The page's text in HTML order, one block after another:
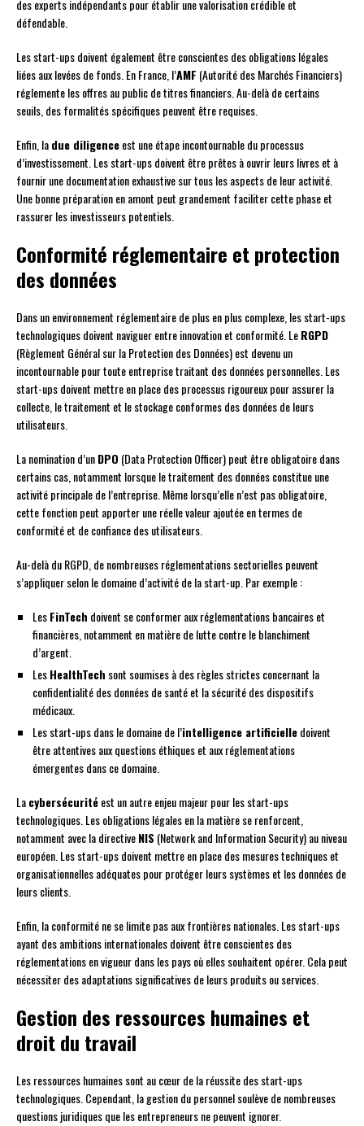
des experts indépendants pour établir une valorisation crédible et
défendable.
Les start-ups doivent également être conscientes des obligations légales
liées aux levées de fonds. En France, l’AMF (Autorité des Marchés Financiers)
réglemente les offres au public de titres financiers. Au-delà de certains
seuils, des formalités spécifiques peuvent être requises.
Enfin, ladue diligenceest une étape incontournable du processus
d’investissement. Les start-ups doivent être prêtes à ouvrir leurs livres et à
fournir une documentation exhaustive sur tous les aspects de leur activité.
Une bonne préparation en amont peut grandement faciliter cette phase et
rassurer les investisseurs potentiels.
Conformité réglementaire et protection
des données
Dans un environnement réglementaire de plus en plus complexe, les start-ups
technologiques doivent naviguer entre innovation et conformité. LeRGPD
(Règlement Général sur la Protection des Données) est devenu un
incontournable pour toute entreprise traitant des données personnelles. Les
start-ups doivent mettre en place des processus rigoureux pour assurer la
collecte, le traitement et le stockage conformes des données de leurs
utilisateurs.
La nomination d’unDPO (Data Protection Officer) peut être obligatoire dans
certains cas, notamment lorsque le traitement des données constitue une
activité principale de l’entreprise. Même lorsqu’elle n’est pas obligatoire,
cette fonction peut apporter une réelle valeur ajoutée en termes de
conformité et de confiance des utilisateurs.
Au-delà du RGPD, de nombreuses réglementations sectorielles peuvent
s’appliquer selon le domaine d’activité de la start-up. Par exemple :
LesFinTech doivent se conformer aux réglementations bancaires et
financières, notamment en matière de lutte contre le blanchiment
d’argent.
LesHealthTech sont soumises à des règles strictes concernant la
confidentialité des données de santé et la sécurité des dispositifs
médicaux.
Les start-ups dans le domaine de l’intelligence artificielledoivent
être attentives aux questions éthiques et aux réglementations
émergentes dans ce domaine.
Lacybersécuritéest un autre enjeu majeur pour les start-ups
technologiques. Les obligations légales en la matière se renforcent,
notamment avec la directiveNIS (Network and Information Security) au niveau
européen. Les start-ups doivent mettre en place des mesures techniques et
organisationnelles adéquates pour protéger leurs systèmes et les données de
leurs clients.
Enfin, la conformité ne se limite pas aux frontières nationales. Les start-ups
ayant des ambitions internationales doivent être conscientes des
réglementations en vigueur dans les pays où elles souhaitent opérer. Cela peut
nécessiter des adaptations significatives de leurs produits ou services.
Gestion des ressources humaines et
droit du travail
Les ressources humaines sont au cœur de la réussite des start-ups
technologiques. Cependant, la gestion du personnel soulève de nombreuses
questions juridiques que les entrepreneurs ne peuvent ignorer.